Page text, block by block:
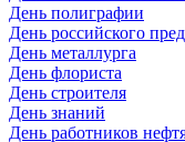
День полиграфии
День российского
День металлурга
День флориста
День строителя
День знаний
День работников